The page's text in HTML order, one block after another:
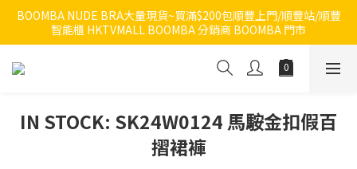
BOOMBA NUDE BRA大量現貨~買滿$200包順豐上門/順豐站/順豐
智能櫃 HKTVMALL BOOMBA 分銷商 BOOMBA 門市
IN STOCK: SK24W0124 馬𩣑金扣假百
摺裙褲